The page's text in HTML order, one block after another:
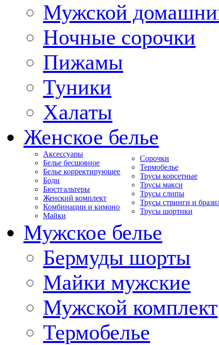
Мужской
Ночные сорочки
Пижамы
Туники
Халаты
Женское белье
Аксессуары
Белье бесшовное
Белье корректирующее
Боди
Бюстгальтеры
Женский комплект
Комбинации и кимоно
Майки
Сорочки
Термобелье
Трусы корсетные
Трусы макси
Трусы слипы
Трусы стринги и
Трусы шортики
Мужское белье
Бермуды шорты
Майки мужские
Мужской комплект
Термобелье